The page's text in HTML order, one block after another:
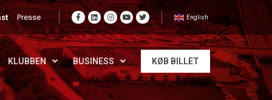
Presse English
KLUBBEN BUSINESS KØB BILLET